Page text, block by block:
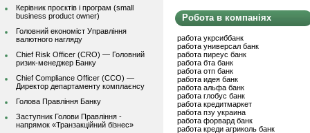
Керівник проєктів і програм (small
business product owner)
Головний економіст Управління
валютного нагляду
Chief Risk Officer (CRO) — Головний
ризик-менеджер Банку
Chief Compliance Officer (CCO) —
Директор департаменту комплаєнсу
Голова Правління Банку
Заступник Голови Правління -
напрямок «Транзакційний бізнес»
Робота в компаніях
работа укрсиббанк
работа универсал банк
работа пиреус банк
работа бта банк
работа отп банк
работа идея банк
работа альфа банк
работа глобус банк
работа кредитмаркет
работа пзу украина
работа форвард банк
работа креди агриколь банк